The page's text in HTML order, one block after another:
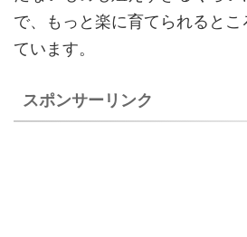
で、もっと楽に育てられると
ています。
スポンサーリンク